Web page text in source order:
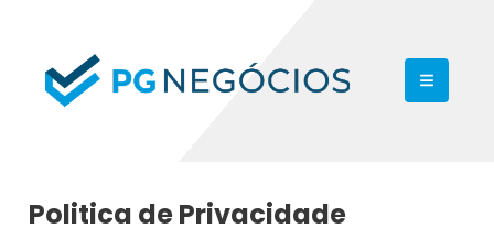
Politica de Privacidade